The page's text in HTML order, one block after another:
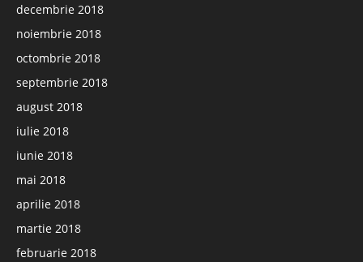
decembrie 2018
noiembrie 2018
octombrie 2018
septembrie 2018
august 2018
iulie 2018
iunie 2018
mai 2018
aprilie 2018
martie 2018
februarie 2018